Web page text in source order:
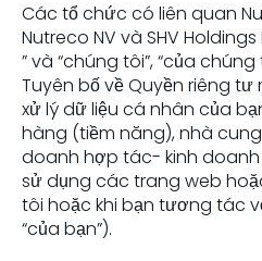
Các tổ chức có liên quan
Nutreco NV và SHV
” và “chúng tôi”, “của
Tuyên bố về Quyền riêng
xử lý dữ liệu cá nhân của
hàng (tiềm năng), nhà
doanh hợp tác- kinh doanh
sử dụng các trang web
tôi hoặc khi bạn tương tác
“của bạn”).